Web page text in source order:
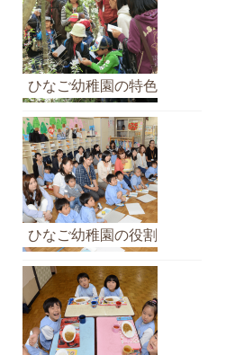
ひなご幼稚園の特色
ひなご幼稚園の役割